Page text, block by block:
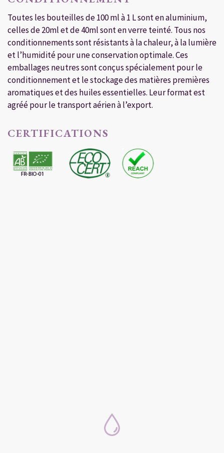
Toutes les bouteilles de 100 ml à 1 L sont en aluminium,
celles de 20ml et de 40ml sont en verre teinté. Tous nos
conditionnements sont résistants à la chaleur, à la lumière
et l’humidité pour une conservation optimale. Ces
emballages neutres sont conçus spécialement pour le
conditionnement et le stockage des matières premières
aromatiques et des huiles essentielles. Leur format est
agréé pour le transport aérien à l’export.
CERTIFICATIONS